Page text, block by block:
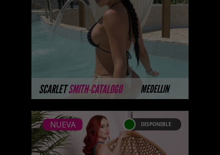
SCARLETSMITH-CATALOGO MEDELLIN
Platinum Esta modelo pertenece
a nuestro Catálogo Privado
Platinum. Selección privada de
modelos con un nivel de belleza
MÁS INFORMACIÓN
NUEVA DISPONIBLE
BELA MARQUEZ NUEVA